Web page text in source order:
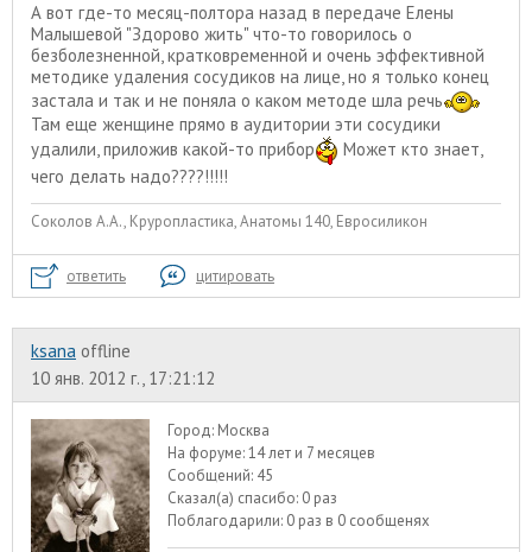
А вот где-то месяц-полтора назад в передаче Елены
Малышевой "Здорово жить" что-то говорилось о
безболезненной, кратковременной и очень эффективной
методике удаления сосудиков на лице, но я только конец
застала и так и не поняла о каком методе шла речь
Там еще женщине прямо в аудитории эти сосудики
удалили, приложив какой-то прибор
Может кто знает,
чего делать надо????!!!!!
Соколов А.А., Круропластика, Анатомы 140, Евросиликон
ответить цитировать
ksana offline
10 янв. 2012 г., 17:21:12
Город: Москва
На форуме:14 лет и 7 месяцев
Сообщений: 45
Сказал(а) спасибо: 0 раз
Поблагодарили: 0 раз в 0 сообщенях